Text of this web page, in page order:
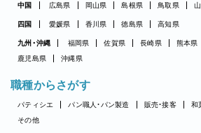
中国 広島県 岡山県 島根県 鳥取県
四国 愛媛県 香川県 徳島県 高知県
九州・沖縄 福岡県 佐賀県 長崎県 熊本県
鹿児島県
沖縄県
職種からさがす
パティシエ パン職人・パン製造 販売・接客 和
その他